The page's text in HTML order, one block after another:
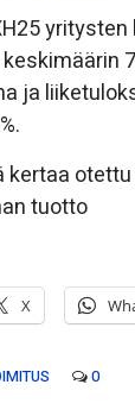
ja
kertaa
tuotto
X
0